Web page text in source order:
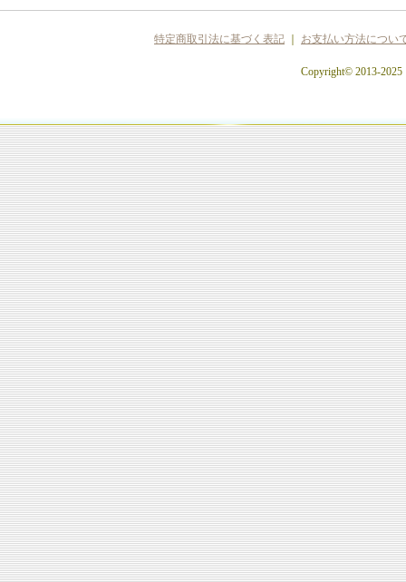
特定商取引法に基づく表記 お支払い方法につい
Copyright© 2013-